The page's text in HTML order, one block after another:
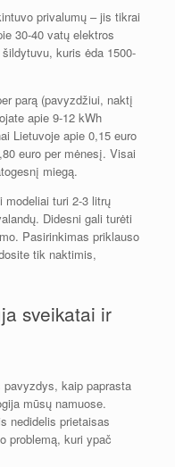
privalumų – jis tikrai
30-40 vatų elektros
kuris ėda 1500-
parą (pavyzdžiui, naktį
apie 9-12 kWh
Lietuvoje apie 0,15 euro
euro per mėnesį. Visai
miegą.
modeliai turi 2-3 litrų
Didesni gali turėti
Pasirinkimas priklauso
tik naktimis,
sveikatai ir
kaip paprasta
mūsų namuose.
nedidelis prietaisas
problemą, kuri ypač